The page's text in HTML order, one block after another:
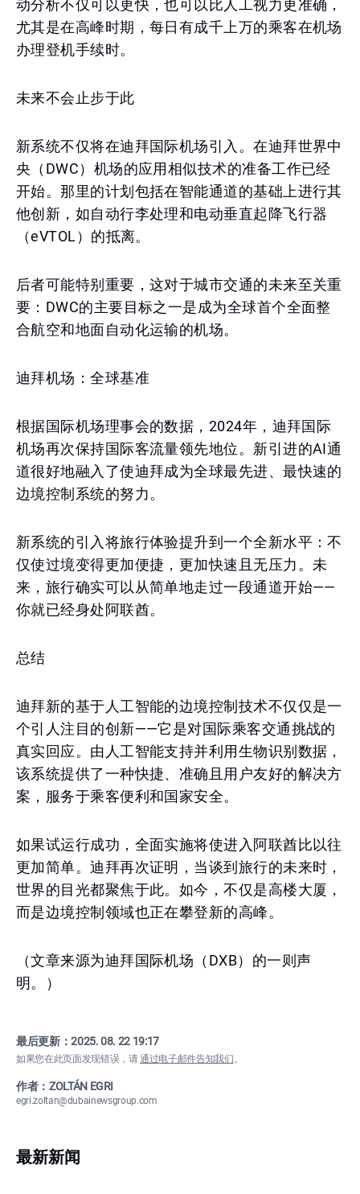
动分析不仅可以更快，也可以比人工视力更准确，
尤其是在高峰时期，每日有成千上万的乘客在机场
办理登机手续时。
未来不会止步于此
新系统不仅将在迪拜国际机场引入。在迪拜世界中
央（DWC）机场的应用相似技术的准备工作已经
开始。那里的计划包括在智能通道的基础上进行其
他创新，如自动行李处理和电动垂直起降飞行器
（eVTOL）的抵离。
后者可能特别重要，这对于城市交通的未来至关重
要：DWC的主要目标之一是成为全球首个全面整
合航空和地面自动化运输的机场。
迪拜机场：全球基准
根据国际机场理事会的数据，2024年，迪拜国际
机场再次保持国际客流量领先地位。新引进的AI通
道很好地融入了使迪拜成为全球最先进、最快速的
边境控制系统的努力。
新系统的引入将旅行体验提升到一个全新水平：不
仅使过境变得更加便捷，更加快速且无压力。未
来，旅行确实可以从简单地走过一段通道开始——
你就已经身处阿联酋。
总结
迪拜新的基于人工智能的边境控制技术不仅仅是一
个引人注目的创新——它是对国际乘客交通挑战的
真实回应。由人工智能支持并利用生物识别数据，
该系统提供了一种快捷、准确且用户友好的解决方
案，服务于乘客便利和国家安全。
如果试运行成功，全面实施将使进入阿联酋比以往
更加简单。迪拜再次证明，当谈到旅行的未来时，
世界的目光都聚焦于此。如今，不仅是高楼大厦，
而是边境控制领域也正在攀登新的高峰。
（文章来源为迪拜国际机场（DXB）的一则声
明。）
最后更新：2025. 08. 22 19:17
如果您在此页面发现错误，请通过电子邮件告知我们。
作者：ZOLTÁN EGRI
egri.zoltan@dubainewsgroup.com
最新新闻